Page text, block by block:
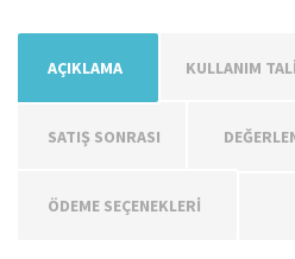
AÇIKLAMA KULLANIM
SATIŞ SONRASI
ÖDEME SEÇENEKLERİ